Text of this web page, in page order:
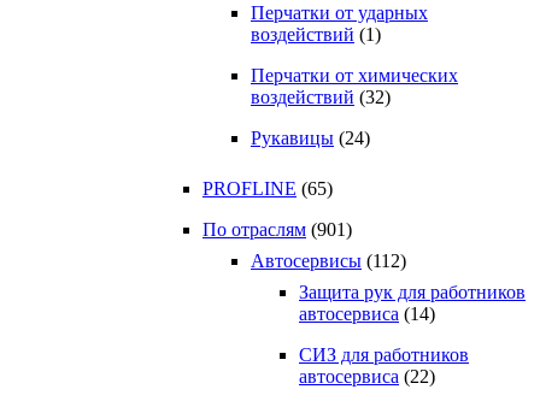
Перчатки от ударных
воздействий (1)
Перчатки от химических
воздействий (32)
Рукавицы (24)
PROFLINE (65)
По отраслям (901)
Автосервисы (112)
Защита рук для работников
автосервиса (14)
СИЗ для работников
автосервиса (22)